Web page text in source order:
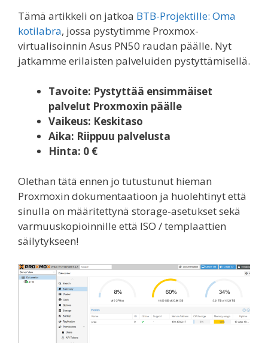
Tämä artikkeli on jatkoa BTB-Projektille: Oma
kotilabra, jossa pystytimme Proxmox-
virtualisoinnin Asus PN50 raudan päälle. Nyt
jatkamme erilaisten palveluiden pystyttämisellä.
Tavoite: Pystyttää ensimmäiset
palvelut Proxmoxin päälle
Vaikeus: Keskitaso
Aika: Riippuu palvelusta
Hinta: 0 €
Olethan tätä ennen jo tutustunut hieman
Proxmoxin dokumentaatioon ja huolehtinyt että
sinulla on määritettynä storage-asetukset sekä
varmuuskopioinnille että ISO / templaattien
säilytykseen!